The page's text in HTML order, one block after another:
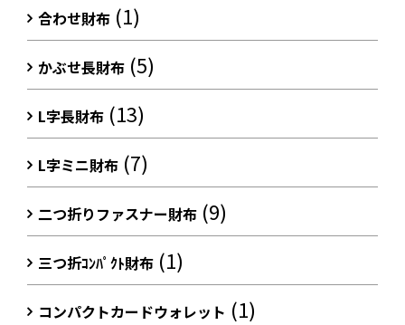
合わせ財布 (1)
かぶせ長財布 (5)
L字長財布 (13)
L字ミニ財布 (7)
二つ折りファスナー財布 (9)
三つ折ｺﾝﾊﾟｸﾄ財布 (1)
コンパクトカードウォレット (1)